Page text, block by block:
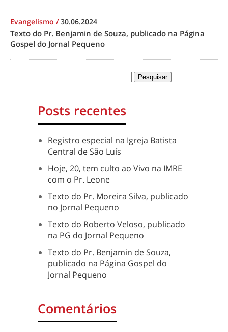
Evangelismo /30.06.2024
Texto do Pr. Benjamin de Souza, publicado na Página
Gospel do Jornal Pequeno
Posts recentes
Registro especial na Igreja Batista
Central de São Luís
Hoje, 20, tem culto ao Vivo na IMRE
com o Pr. Leone
Texto do Pr. Moreira Silva, publicado
no Jornal Pequeno
Texto do Roberto Veloso, publicado
na PG do Jornal Pequeno
Texto do Pr. Benjamin de Souza,
publicado na Página Gospel do
Jornal Pequeno
Comentários